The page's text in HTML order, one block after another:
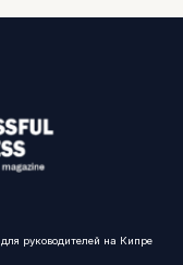
руководителей на Кипре